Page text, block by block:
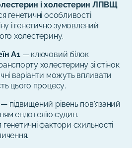
і холестерин ЛПВЩ
генетичні особливості
і генетично зумовлений
холестерину.
А1— ключовий білок
холестерину зі стінок
варіанти можуть впливати
цього процесу.
— підвищений рівень пов'язаний
ендотелію судин.
фактори схильності